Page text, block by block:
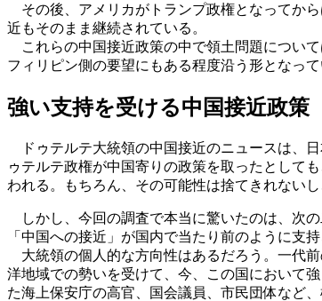
その後、アメリカがトランプ政権となってか
近もそのまま継続されている。
これらの中国接近政策の中で領土問題につい
フィリピン側の要望にもある程度沿う形となって
強い支持を受ける中国接近政策
ドゥテルテ大統領の中国接近のニュースは、
ゥテルテ政権が中国寄りの政策を取ったとして
われる。もちろん、その可能性は捨てきれない
しかし、今回の調査で本当に驚いたのは、次の
「中国への接近」が国内で当たり前のように支
大統領の個人的な方向性はあるだろう。一代
洋地域での勢いを受けて、今、この国において
た海上保安庁の高官、国会議員、市民団体など